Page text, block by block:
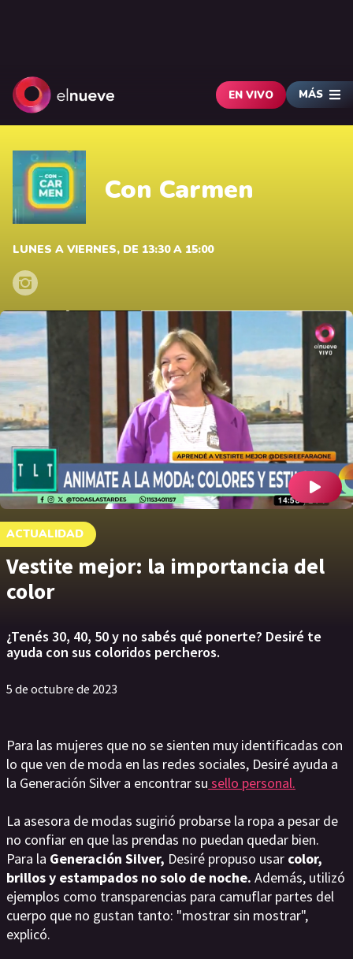
EN VIVO MÁS
Con Carmen
LUNES A VIERNES, DE 13:30 A 15:00
ACTUALIDAD
Vestite mejor: la importancia del
color
¿Tenés 30, 40, 50 y no sabés qué ponerte? Desiré te
ayuda con sus coloridos percheros.
5 de octubre de 2023
Para las mujeres que no se sienten muy identificadas con
lo que ven de moda en las redes sociales, Desiré ayuda a
la Generación Silver a encontrar su sello personal.
La asesora de modas sugirió probarse la ropa a pesar de
no confiar en que las prendas no puedan quedar bien.
Para la Generación Silver, Desiré propuso usar color,
brillos y estampados no solo de noche. Además, utilizó
ejemplos como transparencias para camuflar partes del
cuerpo que no gustan tanto: "mostrar sin mostrar",
explicó.